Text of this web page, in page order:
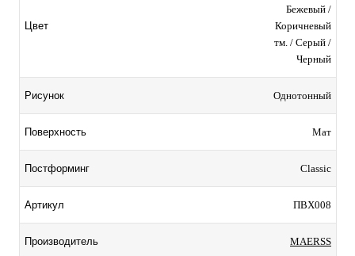
Цвет
Бежевый /
Коричневый
тм. / Серый /
Черный
Рисунок Однотонный
Поверхность Мат
Постформинг Classic
Артикул ПВХ008
Производитель MAERSS